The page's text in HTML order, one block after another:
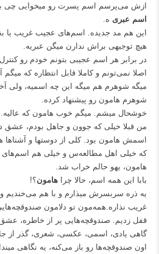
ازش می‌پرسم اسم پسرت رو میخوایی چی
اسم عبری ه.
این هم مد جدیده. اسم‌های عجیب غریب یا
هیچ توجیهی براش ندارن میگن عبریه.
در برابر هر اسم عجیبی بتونم خودم رو
اصلا نمی‌تونم و کاملا قابل انتظاره که میگم
میگه شوهرم هم میگه این چه اسمیه، ولی
شوهرم هامون رو پیشنهاد کرده.
خوشحال میشم. میگم خوب هامون که عالیه.
من قبلا خیلی که جوون و جاهل بودم، عشق
اسمش هامون بود. کلی از دوستها و
که خیلی اهل مطالعه‌س و خیلی هم
هامون، یهو حالم خراب شد.
بابا این همه اسم، حالا چرا هامون؟!
یه ذره سربسرش میذارم و با هم می‌خندیم
غریب نذاره.‌همه‌مون تو دلامون
قفل زدیم. صندوقچه‌هایی پر از خاطره،
گاهی یادی، اسمی، عکسی، شعری، گذر از
اون صندوقچه‌ها رو باز می‌کنه، یه نگاهی